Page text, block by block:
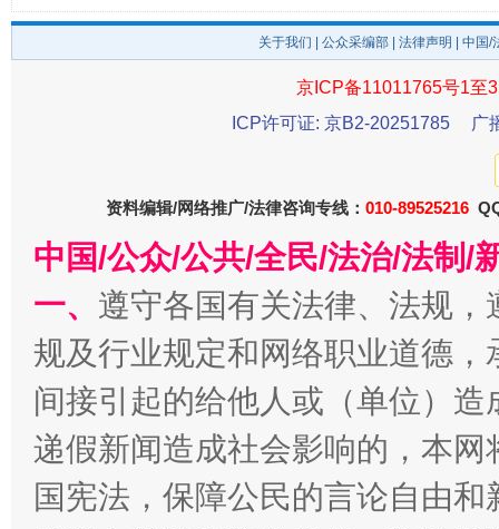
千年窑火 生生不息 一
关于我们 公众采编部 法律声明 | 中国
京ICP备11011765号1至
ICP许可证: 京B2-20251785
广
资料编辑/网络推广/法律咨询专线： 010-89525216
中国/公众/公共/全民/法治/法制/
一、 遵守各国有关法律、法规
规及行业规定和网络职业道德
间接引起的给他人或（单位）
递假新闻造成社会影响的，本
国宪法，保障公民的言论自由